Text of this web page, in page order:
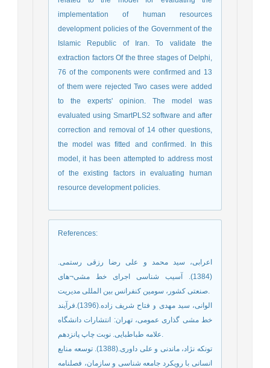
implementation of human resources
development policies of the Government of the
Islamic Republic of Iran. To validate the
extraction factors Of the three stages of Delphi,
76 of the components were confirmed and 13
of them were rejected Two cases were added
to the experts' opinion. The model was
evaluated using SmartPLS2 software and after
correction and removal of 14 other questions,
the model was fitted and confirmed. In this
model, it has been attempted to address most
of the existing factors in evaluating human
resource development policies.
References:
اعرابی، سید محمد و علی رضا رزقی رستمی.
(1384). آسیب شناسی اجرای خط مشی¬های
صنعتی کشور، سومین کنفرانس بین المللی مدیریت.
الوانی، سید مهدی و فتاح شریف زاده.(1396).فرآیند
خط مشی گذاری عمومی، تهران: انتشارات دانشگاه
علامه طباطبایی. نوبت چاپ پانزدهم.
تونکه نژاد، ماندنی و علی داوری.(1388). توسعه منابع
انسانی با رویکرد جامعه شناسی و سازمان، فصلنامه